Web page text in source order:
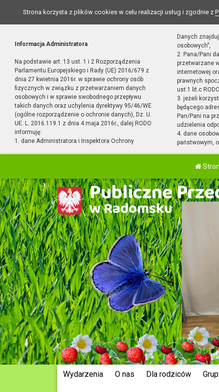
Strona korzysta z plików cookies w celu realizacji usług i zgodnie z
Informacja Administratora
Na podstawie art. 13 ust. 1 i 2 Rozporządzenia
Parlamentu Europejskiego i Rady (UE) 2016/679 z
dnia 27 kwietnia 2016r. w sprawie ochrony osób
fizycznych w związku z przetwarzaniem danych
osobowych i w sprawie swobodnego przepływu
takich danych oraz uchylenia dyrektywy 95/46/WE
(ogólne rozporządzenie o ochronie danych), Dz. U.
UE. L. 2016.119.1 z dnia 4 maja 2016r., dalej RODO
informuję:
1. dane Administratora i Inspektora Ochrony
Danych
osobowych”,
2. Pana/Pani
przetwarzane
internetowej
prawnych
ust.1 lit.c
3. jeżeli
będącego
Pan/Pani na
udzielenia
4. dane
państwowym,
Publiczne
w Radomsku
Wydarzenia O nas Dla rodziców